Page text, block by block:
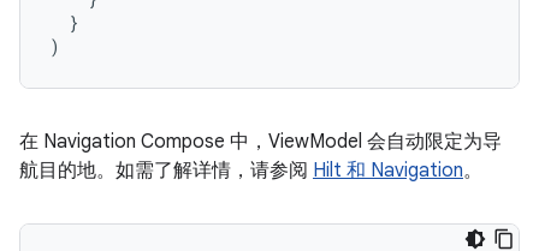
}
)
在 Navigation Compose 中，ViewModel 会自动限定为导
航目的地。如需了解详情，请参阅 Hilt 和 Navigation。